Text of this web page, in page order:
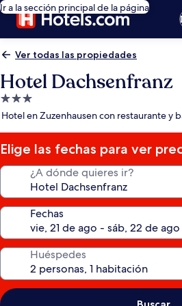
Ir a la sección principal de la página
Ver todas las propiedades
Hotel Dachsenfranz
Propiedad
de
estrellas
Hotel en Zuzenhausen con restaurante y
Elige las fechas para ver
¿A dónde quieres ir?
Fechas
Huéspedes